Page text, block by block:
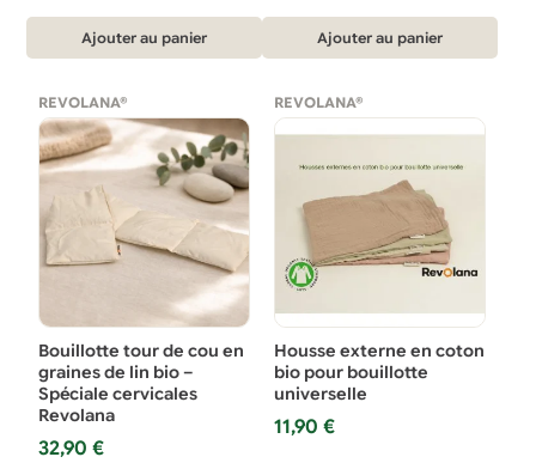
Ajouter au panier Ajouter au panier
REVOLANA®
Bouillotte tour de cou en
graines de lin bio –
Spéciale cervicales
Revolana
32,90€
REVOLANA®
Housse externe en coton
bio pour bouillotte
universelle
11,90 €